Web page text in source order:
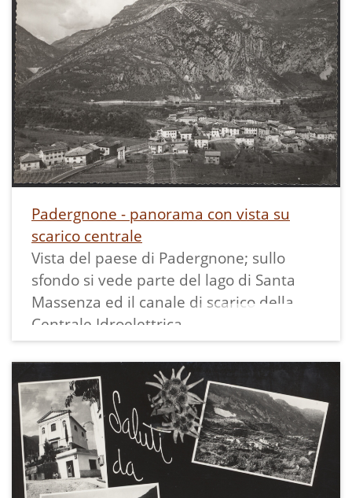
Padergnone - panorama con vista su
scarico centrale
Vista del paese di Padergnone; sullo
sfondo si vede parte del lago di Santa
Massenza ed il canale di scarico della
Centrale Idroelettrica.
Da evidenziare, sullo sfondo, la vista
dello scarico della centrale.
Stampa in bianco e nero 10x15 cm, su
carta a bordo dentellato, riportante sul
retro scritto a mano "Padergnone m. 286
(Trentino) Panorama" e l'identificativo
1045